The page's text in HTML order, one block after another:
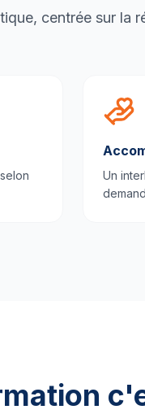
centrée sur la
Un